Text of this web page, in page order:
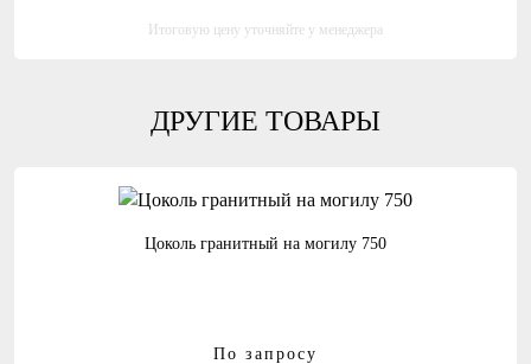
Итоговую цену уточняйте у менеджера
ДРУГИЕ ТОВАРЫ
Цоколь гранитный на могилу 750
По запросу